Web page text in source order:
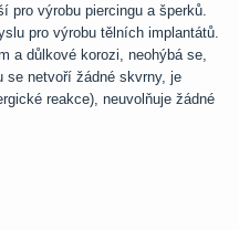
pro výrobu piercingu a šperků.
pro výrobu tělních implantátů.
a důlkové korozi, neohýbá se,
se netvoří žádné skvrny, je
reakce), neuvolňuje žádné